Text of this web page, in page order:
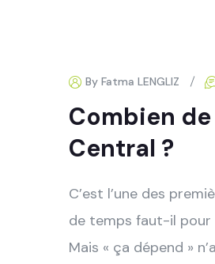
By Fatma LENGLIZ
Combien
Central ?
C’est l’une des
de temps faut-il pour
Mais « ça dépend »